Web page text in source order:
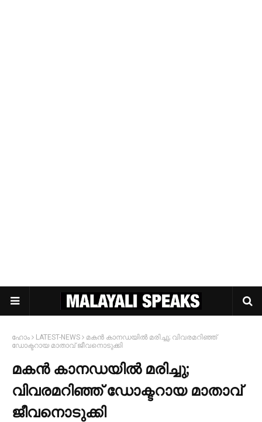
ഹോം LATEST-NEWS
മകൻ കാനഡയില്‍ മരിച്ചു; വിവരമറിഞ്ഞ്
ഡോക്ടറായ മാതാവ് ജീവനൊടുക്കി
മകൻ കാനഡയില്‍ മരിച്ചു;
വിവരമറിഞ്ഞ് ഡോക്ടറായ മാതാവ്
ജീവനൊടുക്കി